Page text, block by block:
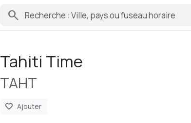
search
Tahiti Time
TAHT
favorite Ajouter